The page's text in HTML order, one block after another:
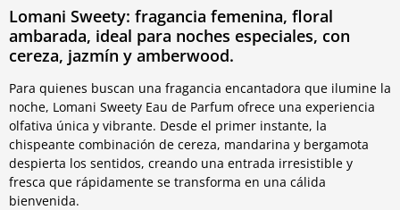
Lomani Sweety: fragancia femenina, floral
ambarada, ideal para noches especiales, con
cereza, jazmín y amberwood.
Para quienes buscan una fragancia encantadora que ilumine la
noche, Lomani Sweety Eau de Parfum ofrece una experiencia
olfativa única y vibrante. Desde el primer instante, la
chispeante combinación de cereza, mandarina y bergamota
despierta los sentidos, creando una entrada irresistible y
fresca que rápidamente se transforma en una cálida
bienvenida.